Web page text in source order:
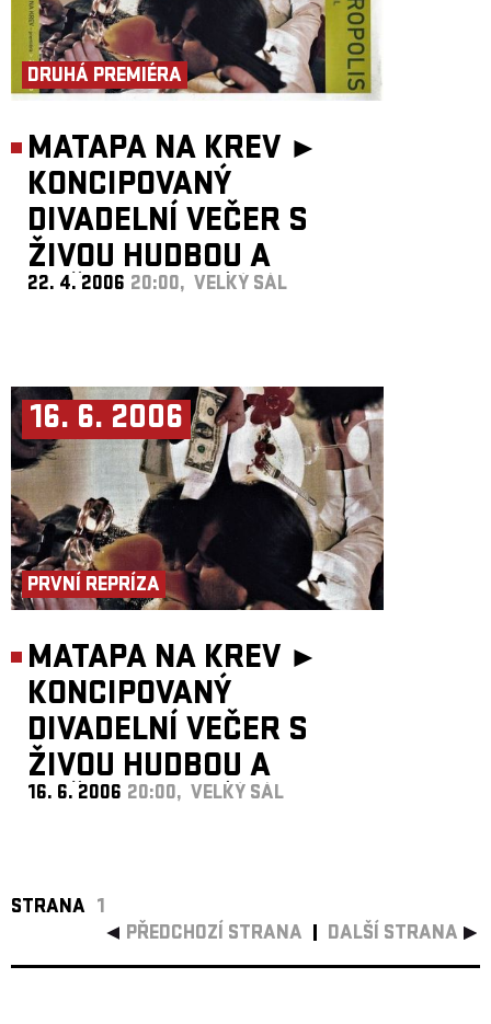
DRUHÁ PREMIÉRA
MATAPA NA KREV ►
KONCIPOVANÝ
DIVADELNÍ VEČER S
ŽIVOU HUDBOU A
OBČERSTVENÍM...
22. 4. 2006 20:00, VELKÝ SÁL
16. 6. 2006
PRVNÍ REPRÍZA
MATAPA NA KREV ►
KONCIPOVANÝ
DIVADELNÍ VEČER S
ŽIVOU HUDBOU A
OBČERSTVENÍM...
16. 6. 2006 20:00, VELKÝ SÁL
STRANA 1
PŘEDCHOZÍ STRANA
DALŠÍ STRANA